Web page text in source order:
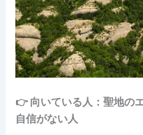
👉 向いている人：聖地の
自信がない人